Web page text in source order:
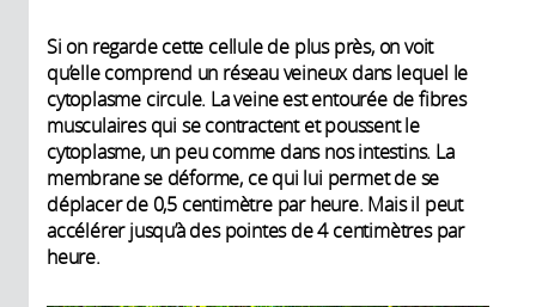
Si on regarde cette cellule de plus près, on voit
qu’elle comprend un réseau veineux dans lequel le
cytoplasme circule. La veine est entourée de fibres
musculaires qui se contractent et poussent le
cytoplasme, un peu comme dans nos intestins. La
membrane se déforme, ce qui lui permet de se
déplacer de 0,5 centimètre par heure. Mais il peut
accélérer jusqu’à des pointes de 4 centimètres par
heure.